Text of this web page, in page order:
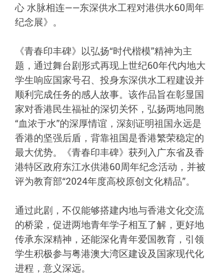
心 水脉相连——东深供水工程对港供水60周年
纪念展》。
《青春印丰碑》以弘扬“时代楷模”精神为主
题，通过舞台剧形式再现上世纪60年代内地大
学生响应国家号召、投身东深供水工程建设并
顺利完成任务的感人故事。该作品旨在彰显国
家对香港民生福祉的深切关怀，弘扬两地同胞
“血浓于水”的深厚情谊，深刻证明祖国永远是
香港的坚强后盾，背靠祖国是香港繁荣稳定的
最大优势。《青春印丰碑》获列入广东省及香
港特区政府东江水供港60周年纪念活动，并被
评为教育部“2024年度高校原创文化精品”。
通过此剧，不仅能够搭建内地与香港文化交流
的桥梁，促进两地青年学子相互了解，更好地
传承东深精神，还能深化青年爱国教育，引领
学生积极参与粤港澳大湾区建设及国家现代化
进程，意义深远。